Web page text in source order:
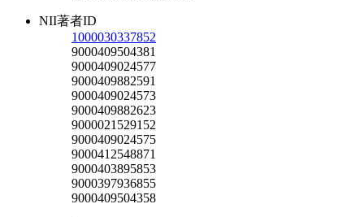
NII著者ID
1000030337852
9000409504381
9000409024577
9000409882591
9000409024573
9000409882623
9000021529152
9000409024575
9000412548871
9000403895853
9000397936855
9000409504358